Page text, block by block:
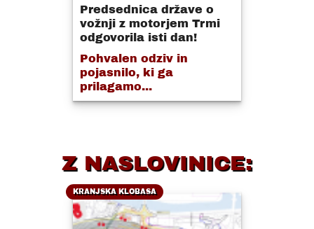
Predsednica države o
vožnji z motorjem Trmi
odgovorila isti dan!
Pohvalen odziv in
pojasnilo, ki ga
prilagamo...
Z NASLOVINICE:
KRANJSKA KLOBASA